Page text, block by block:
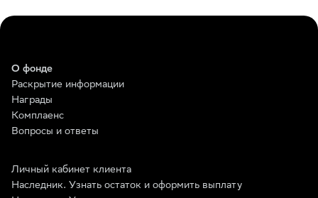
О фонде
Раскрытие информации
Награды
Комплаенс
Вопросы и ответы
Личный кабинет клиента
Наследник. Узнать остаток и оформить выплату